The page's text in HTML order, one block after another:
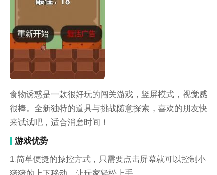
食物诱惑是一款很好玩的闯关游戏，竖屏模式，视觉感
很棒。全新独特的道具与挑战随意探索，喜欢的朋友快
来试试吧，适合消磨时间！
游戏优势
1.简单便捷的操控方式，只需要点击屏幕就可以控制小
猪猪的上下移动，让玩家轻松上手。